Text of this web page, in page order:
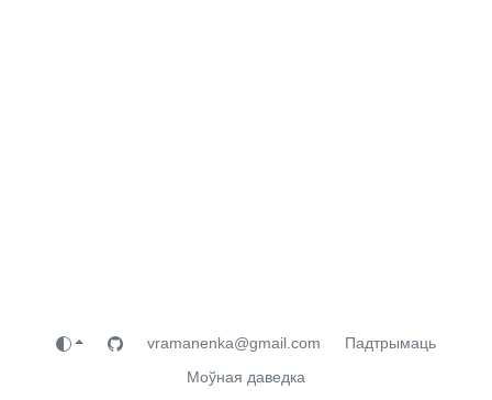
vramanenka@gmail.com
Падтрымаць
Моўная даведка